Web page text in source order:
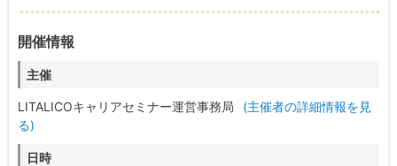
開催情報
主催
LITALICOキャリアセミナー運営事務局
(主催者の詳細情報を見
る)
日時